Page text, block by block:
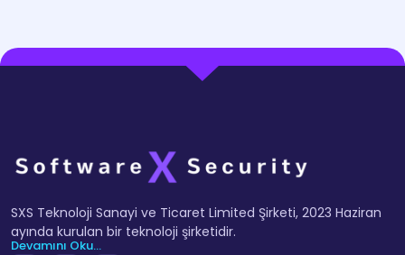
SXS Teknoloji Sanayi ve Ticaret Limited Şirketi, 2023 Haziran
ayında kurulan bir teknoloji şirketidir.
Devamını Oku...